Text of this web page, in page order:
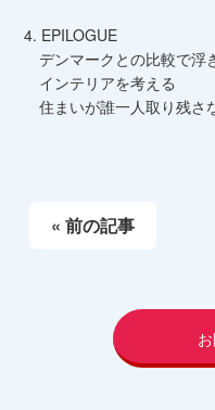
4. EPILOGUE
デンマークとの比較で浮
インテリアを考える
住まいが誰一人取り残さ
« 前の記事